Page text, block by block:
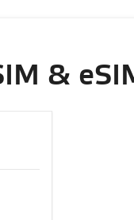
&